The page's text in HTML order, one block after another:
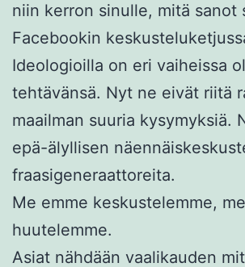
niin kerron sinulle, mitä sanot
Facebookin
Ideologioilla on eri vaiheissa
tehtävänsä. Nyt ne eivät riitä
maailman suuria kysymyksiä.
epä-älyllisen
fraasigeneraattoreita.
Me emme keskustelemme, me
huutelemme.
Asiat nähdään vaalikauden